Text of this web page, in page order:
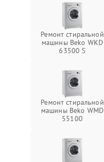
Ремонт стиральной
машины Beko WKD
63500 S
Ремонт стиральной
машины Beko WMD
55100